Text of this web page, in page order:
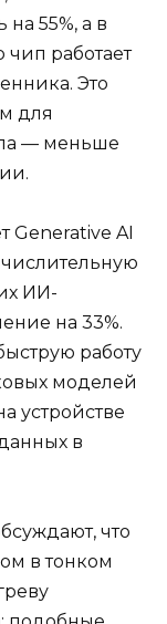
55%, а в
чип работает
Это
для
— меньше
Generative AI
ИИ-
на 33%.
работу
моделей
устройстве
в
что
в тонком